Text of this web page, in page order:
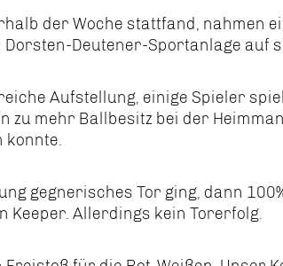
der Woche stattfand, nahmen
Deutener-Sportanlage auf
Aufstellung, einige Spieler
zu mehr Ballbesitz bei der
konnte.
gegnerisches Tor ging, dann
Keeper. Allerdings kein Torerfolg.